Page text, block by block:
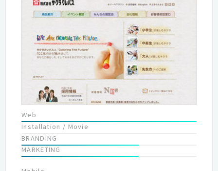
担当できる案件がほとんどです。 ・短納期の案件はあまりありま
しています。 ↓ ☆良質な案件をチームワーク良く、こだ
わりを持って取り組めます。 ■働き方について ・スタッフの約7
割が既婚者。ご家庭の事情に合わせた条件で働けます。 ・時間短
縮勤務、フレックスあり。在宅勤務（週１出勤）も実施予定。 ・
離職率は低いほうだと思います。 ・現在のスタッフ平均勤続年数
は約5.5年です。 ↓ ☆自分のペースで働き方を設定できま
・2015年の社員平均年収は約530万円（役員除く） ・2015年賞
与支給実績はスタッフ平均 約7ヶ月分でした。 ↓ ☆利益
はしっかり還元。好業績だと年収も比例して向上。 スタッフが長
く、気持よく、働いていける環境を用意することで、 属人的な
Web
Installation / Movie
BRANDING
MARKETING